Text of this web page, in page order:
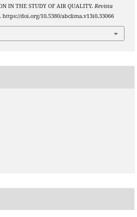
IN THE STUDY OF AIR QUALITY. Revista
https://doi.org/10.5380/abclima.v13i0.33066